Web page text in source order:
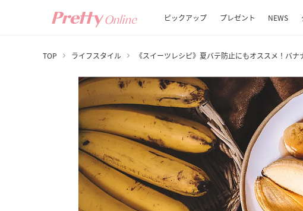
ピックアップ プレゼント NEWS
TOP ライフスタイル 《スイーツレシピ》夏バテ防止にもオススメ！バ